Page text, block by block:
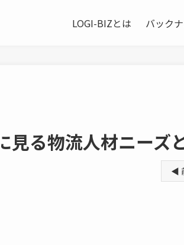
LOGI-BIZとは バック
る物流人材ニーズ
◀